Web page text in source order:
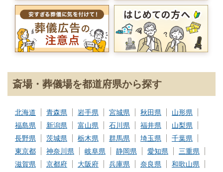
斎場・葬儀場を都道府県から探す
北海道 青森県 岩手県 宮城県 秋田県
山形県
福島県
新潟県 富山県 石川県 福井県
山梨県
長野県
茨城県 栃木県 群馬県 埼玉県
千葉県
東京都
神奈川県 岐阜県 静岡県 愛知県
三重県
滋賀県
京都府 大阪府 兵庫県 奈良県
和歌山県